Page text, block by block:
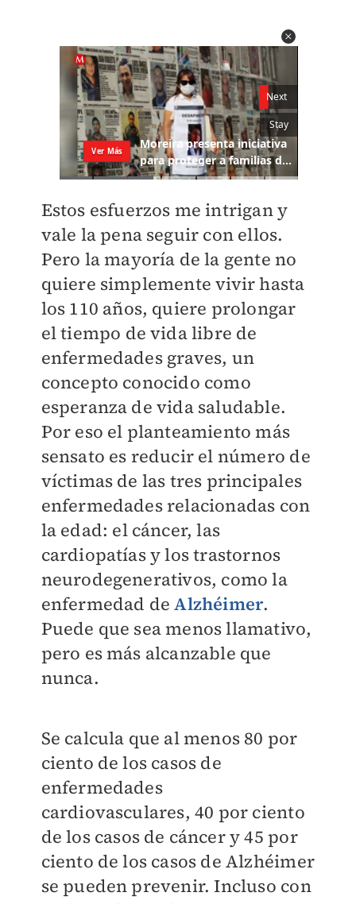
Estos esfuerzos me intrigan y
vale la pena seguir con ellos.
Pero la mayoría de la gente no
quiere simplemente vivir hasta
los 110 años, quiere prolongar
el tiempo de vida libre de
enfermedades graves, un
concepto conocido como
esperanza de vida saludable.
Por eso el planteamiento más
sensato es reducir el número de
víctimas de las tres principales
enfermedades relacionadas con
la edad: el cáncer, las
cardiopatías y los trastornos
neurodegenerativos, como la
enfermedad deAlzhéimer.
Puede que sea menos llamativo,
pero es más alcanzable que
nunca.
Se calcula que al menos 80 por
ciento de los casos de
enfermedades
cardiovasculares, 40 por ciento
de los casos de cáncer y 45 por
ciento de los casos de Alzhéimer
se pueden prevenir. Incluso con